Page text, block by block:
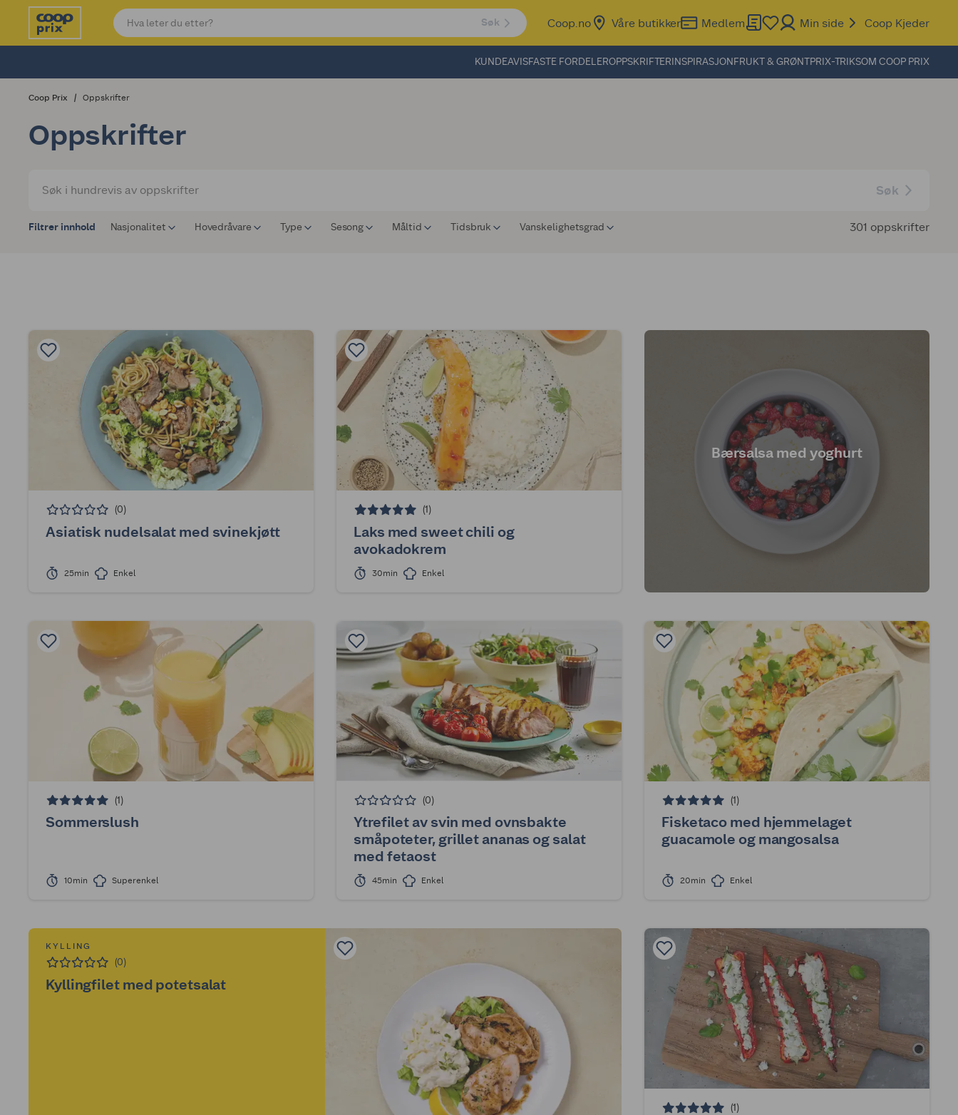
Søk Coop.no Våre butikker Medlem Min side Coop Kjeder
KUNDEAVISFASTE FORDELEROPPSKRIFTERINSPIRASJONFRUKT & GRØNTPRIX-TRIKSOM COOP PRIX
Coop Prix Oppskrifter
Oppskrifter
Søk
Filtrer innhold Nasjonalitet Hovedråvare Type Sesong Måltid Tidsbruk Vanskelighetsgrad 301 oppskrifter
(0)
Asiatisk nudelsalat med svinekjøtt
25min Enkel
(1)
Laks med sweet chili og
avokadokrem
30min Enkel
Bærsalsa med yoghurt
(1)
Sommerslush
10min Superenkel
(0)
Ytrefilet av svin med ovnsbakte
småpoteter, grillet ananas og salat
med fetaost
45min Enkel
(1)
Fisketaco med hjemmelaget
guacamole og mangosalsa
20min Enkel
KYLLING
(0)
Kyllingfilet med potetsalat
(1)